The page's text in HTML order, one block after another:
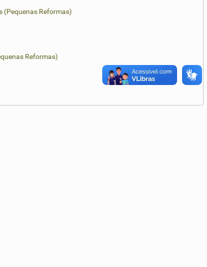
(Pequenas Reformas)
Reformas)